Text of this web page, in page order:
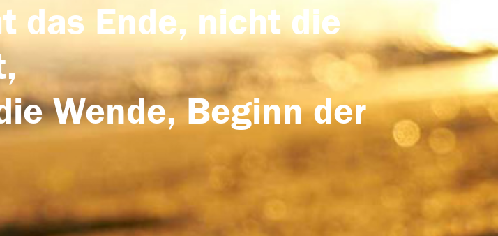
das Ende, nicht die
Wende, Beginn der